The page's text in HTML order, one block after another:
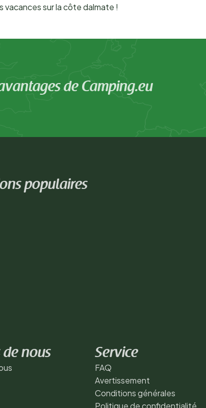
vacances sur la côte dalmate !
de Camping.eu
populaires
de nous Service
FAQ
Avertissement
Conditions générales
Politique de confidentialité